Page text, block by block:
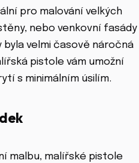
pro malování velkých
nebo venkovní fasády
byla velmi časově náročná
pistole vám umožní
s minimálním úsilím.
malbu, malířské pistole